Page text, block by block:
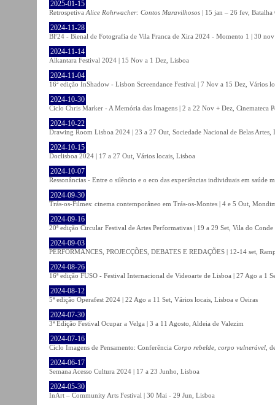
2025-01-15
Retrospetiva Alice Rohrwacher: Contos Maravilhosos | 15 jan – 26 fev, Batalha
2024-11-28
BF24 - Bienal de Fotografia de Vila Franca de Xira 2024 - Momento 1 | 30
2024-11-14
Alkantara Festival 2024 | 15 Nov a 1 Dez, Lisboa
2024-11-04
16ª edição InShadow - Lisbon Screendance Festival | 7 Nov a 15 Dez, Vários
2024-10-30
Ciclo Chris Marker - A Memória das Imagens | 2 a 22 Nov + Dez, Cinemateca
2024-10-22
Drawing Room Lisboa 2024 | 23 a 27 Out, Sociedade Nacional de Belas Artes,
2024-10-15
Doclisboa 2024 | 17 a 27 Out, Vários locais, Lisboa
2024-10-07
Ressonâncias - Entre o silêncio e o eco das experiências individuais em
2024-09-30
Trás-os-Filmes: cinema contemporâneo em Trás-os-Montes | 4 e 5 Out,
2024-09-16
20ª edição Circular Festival de Artes Performativas | 19 a 29 Set, Vila do Conde
2024-09-03
PERFORMANCES, PROJECÇÕES, DEBATES E REDAÇÕES | 12-14 set,
2024-08-26
16ª edição FUSO - Festival Internacional de Videoarte de Lisboa | 27 Ago a 1
2024-08-12
5ª edição Operafest 2024 | 22 Ago a 11 Set, Vários locais, Lisboa e Oeiras
2024-07-30
3ª Edição Festival Ocupar a Velga | 3 a 11 Agosto, Aldeia de Valezim
2024-07-16
Ciclo Imagens de Pensamento: Conferência Corpo rebelde, corpo vulnerável ,
2024-06-17
Semana Acesso Cultura 2024 | 17 a 23 Junho, Lisboa
2024-05-30
InArt – Community Arts Festival | 30 Mai - 29 Jun, Lisboa